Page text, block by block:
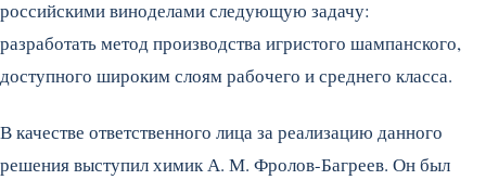
российскими виноделами следующую задачу:
разработать метод производства игристого шампанского,
доступного широким слоям рабочего и среднего класса.
В качестве ответственного лица за реализацию данного
решения выступил химик А. М. Фролов-Багреев. Он был